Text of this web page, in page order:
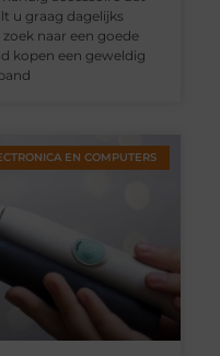
u graag dagelijks
naar een goede
kopen een geweldig
EN COMPUTERS